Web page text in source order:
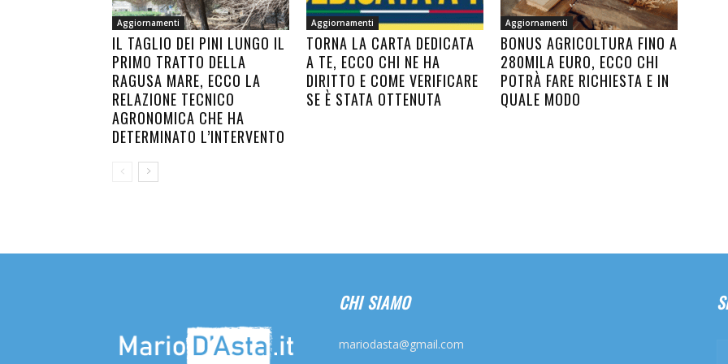
Aggiornamenti
IL TAGLIO DEI PINI LUNGO IL
PRIMO TRATTO DELLA
RAGUSA MARE, ECCO LA
RELAZIONE TECNICO
AGRONOMICA CHE HA
DETERMINATO L’INTERVENTO
Aggiornamenti
TORNA LA CARTA DEDICATA
A TE, ECCO CHI NE HA
DIRITTO E COME VERIFICARE
SE È STATA OTTENUTA
Aggiornamenti
BONUS AGRICOLTURA FINO A
280MILA EURO, ECCO CHI
POTRÀ FARE RICHIESTA E IN
QUALE MODO
CHI SIAMO
mariodasta@gmail.com